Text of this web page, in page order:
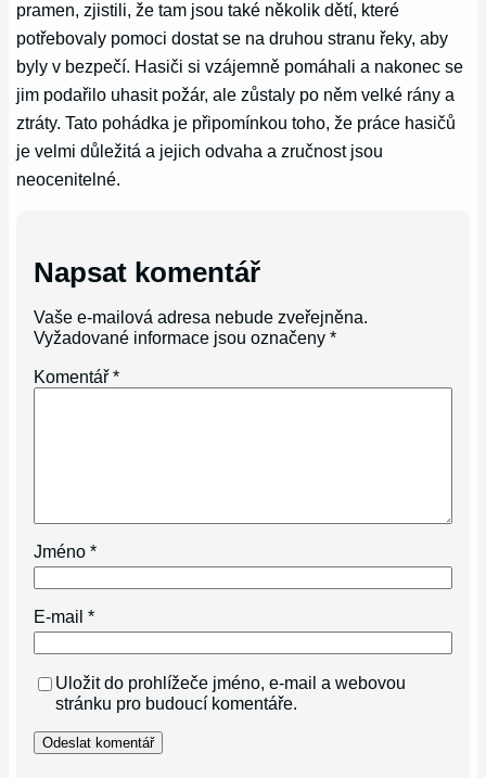
pramen, zjistili, že tam jsou také několik dětí, které
potřebovaly pomoci dostat se na druhou stranu řeky, aby
byly v bezpečí. Hasiči si vzájemně pomáhali a nakonec se
jim podařilo uhasit požár, ale zůstaly po něm velké rány a
ztráty. Tato pohádka je připomínkou toho, že práce hasičů
je velmi důležitá a jejich odvaha a zručnost jsou
neocenitelné.
Napsat komentář
Vaše e-mailová adresa nebude zveřejněna.
Vyžadované informace jsou označeny*
Komentář*
Jméno*
E-mail*
Uložit do prohlížeče jméno, e-mail a webovou
stránku pro budoucí komentáře.